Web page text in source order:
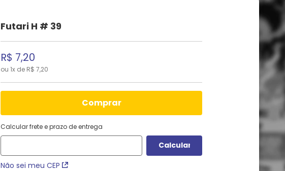
Futari H # 39
R$ 7,20
ou 1x de R$ 7,20
comprar
Calcular frete e prazo de entrega
Não sei meu CEP